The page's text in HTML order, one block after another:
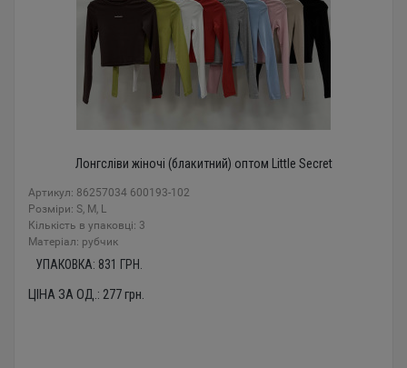
Лонгсліви жіночі (блакитний) оптом Little Secret
Артикул: 86257034 600193-102
Розміри: S, M, L
Кількість в упаковці: 3
Mатеріал: рубчик
УПАКОВКА: 831 ГРН.
ЦІНА ЗА ОД.: 277грн.